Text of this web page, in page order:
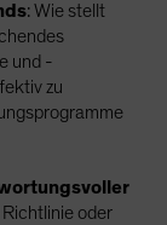
: Wie stellt
und -
zu
oder